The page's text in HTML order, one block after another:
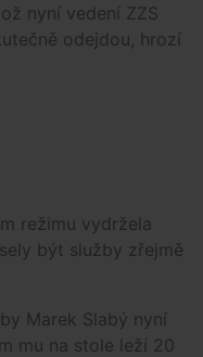
nyní vedení ZZS
odejdou, hrozí
režimu vydržela
být služby zřejmě
Marek Slabý nyní
mu na stole leží 20